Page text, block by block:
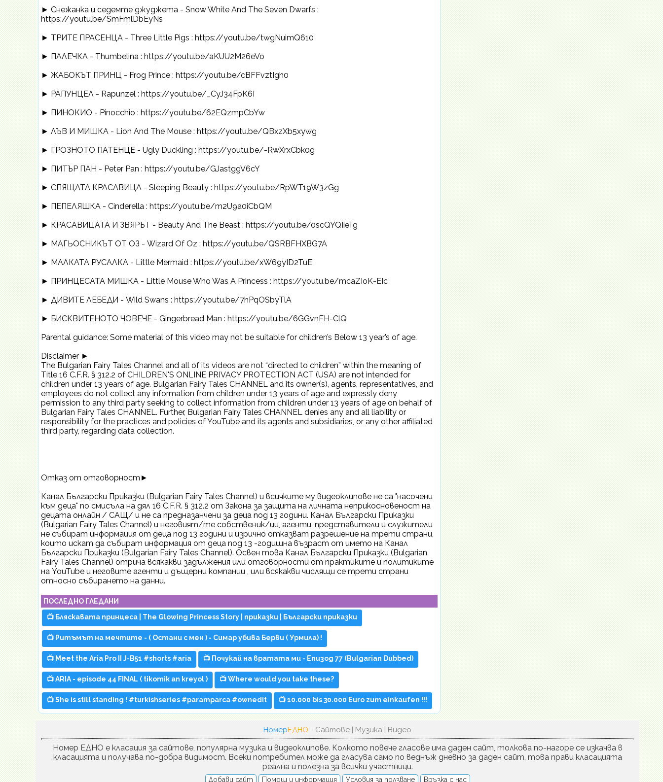
► Снежанка и седемте джуджета - Snow White And The Seven Dwarfs :
https://youtu.be/SmFmlDbEyNs
► ТРИТЕ ПРАСЕНЦА - Three Little Pigs : https://youtu.be/twgNuimQ610
► ПАЛЕЧКА - Thumbelina : https://youtu.be/aKUU2M26eVo
► ЖАБОКЪТ ПРИНЦ - Frog Prince : https://youtu.be/cBFFvztIgh0
► РАПУНЦЕЛ - Rapunzel : https://youtu.be/_CyJ34FpK6I
► ПИНОКИО - Pinocchio : https://youtu.be/62EQzmpCbYw
► ЛЪВ И МИШКА - Lion And The Mouse : https://youtu.be/QBxzXb5xywg
► ГРОЗНОТО ПАТЕНЦЕ - Ugly Duckling : https://youtu.be/-RwXrxCbk0g
► ПИТЪР ПАН - Peter Pan : https://youtu.be/GJastggV6cY
► СПЯЩАТА КРАСАВИЦА - Sleeping Beauty : https://youtu.be/RpWT19W3zGg
► ПЕПЕЛЯШКА - Cinderella : https://youtu.be/m2U9a0iCbQM
► КРАСАВИЦАТА И ЗВЯРЪТ - Beauty And The Beast : https://youtu.be/0scQYQIieTg
► МАГЬОСНИКЪТ ОТ ОЗ - Wizard Of Oz : https://youtu.be/QSRBFHXBG7A
► МАЛКАТА РУСАЛКА - Little Mermaid : https://youtu.be/xW69yID2TuE
► ПРИНЦЕСАТА МИШКА - Little Mouse Who Was A Princess : https://youtu.be/mcaZIoK-EIc
► ДИВИТЕ ЛЕБЕДИ - Wild Swans : https://youtu.be/7hPqOSbyTlA
► БИСКВИТЕНОТО ЧОВЕЧЕ - Gingerbread Man : https://youtu.be/6GGvnFH-ClQ
Parental guidance: Some material of this video may not be suitable for children’s Below 13 year’s of age.
Disclaimer ►
The Bulgarian Fairy Tales Channel and all of its videos are not “directed to children” within the meaning of
Title 16 C.F.R. § 312.2 of CHILDREN'S ONLINE PRIVACY PROTECTION ACT (USA) are not intended for
children under 13 years of age. Bulgarian Fairy Tales CHANNEL and its owner(s), agents, representatives, and
employees do not collect any information from children under 13 years of age and expressly deny
permission to any third party seeking to collect information from children under 13 years of age on behalf of
Bulgarian Fairy Tales CHANNEL. Further, Bulgarian Fairy Tales CHANNEL denies any and all liability or
responsibility for the practices and policies of YouTube and its agents and subsidiaries, or any other affiliated
third party, regarding data collection.
Отказ от отговорност►
Канал Български Приказки (Bulgarian Fairy Tales Channel) и всичките му видеоклипове не са "насочени
към деца" по смисъла на дял 16 C.F.R. § 312.2 от Закона за защита на личната неприкосновеност на
децата онлайн / САЩ/ и не са предназанчени за деца под 13 години. Канал Български Приказки
(Bulgarian Fairy Tales Channel) и неговият/те собственик/ци, агенти, представители и служители
не събират информация от деца под 13 години и изрично отказват разрешение на трети страни,
които искат да събират информация от деца под 13 -годишна възраст от името на Канал
Български Приказки (Bulgarian Fairy Tales Channel). Освен това Канал Български Приказки (Bulgarian
Fairy Tales Channel) отрича всякакви задължения или отговорности от практиките и политиките
на YouTube и неговите агенти и дъщерни компании , или всякакви числящи се трети страни
относно събирането на данни.
ПОСЛЕДНО ГЛЕДАНИ
📺 Бляскавата принцеса | The Glowing Princess Story | приказки | Български приказки
📺 Ритъмът на мечтите - ( Остани с мен ) - Симар убива Берви ( Урмила) !
📺 Meet the Aria Pro II J-B51 #shorts #aria 📺 Почукай на вратата ми - Епизод 77 (Bulgarian Dubbed)
📺 ARIA - episode 44 FINAL ( tikomik an kreyol ) 📺 Where would you take these?
📺 She is still standing ! #turkishseries #paramparca #ownedit 📺 10.000 bis 30.000 Euro zum einkaufen !!!
НомерЕДНО - Сайтове | Музика | Видео
Номер ЕДНО е класация за сайтове, популярна музика и видеоклипове. Колкото повече гласове има даден сайт, толкова по-нагоре се изкачва в
класацията и получава по-добра видимост. Всеки потребител може да гласува само по веднъж дневно за даден сайт, това прави класацията
реална и полезна за всички участници.
Добави сайт Помощ и информация Условия за ползване Връзка с нас